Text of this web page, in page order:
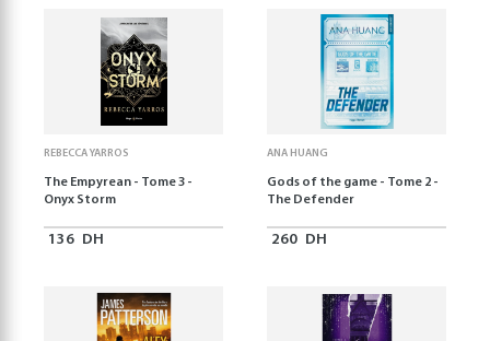
REBECCA YARROS
The Empyrean - Tome 3 -
Onyx Storm
136 DH
ANA HUANG
Gods of the game - Tome 2 -
The Defender
260 DH